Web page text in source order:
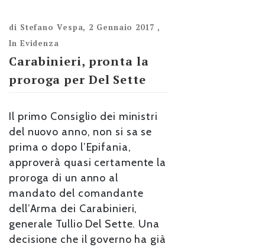
di Stefano Vespa, 2 Gennaio 2017 ,
In Evidenza
Carabinieri, pronta la
proroga per Del Sette
Il primo Consiglio dei ministri
del nuovo anno, non si sa se
prima o dopo l’Epifania,
approverà quasi certamente la
proroga di un anno al
mandato del comandante
dell’Arma dei Carabinieri,
generale Tullio Del Sette. Una
decisione che il governo ha già